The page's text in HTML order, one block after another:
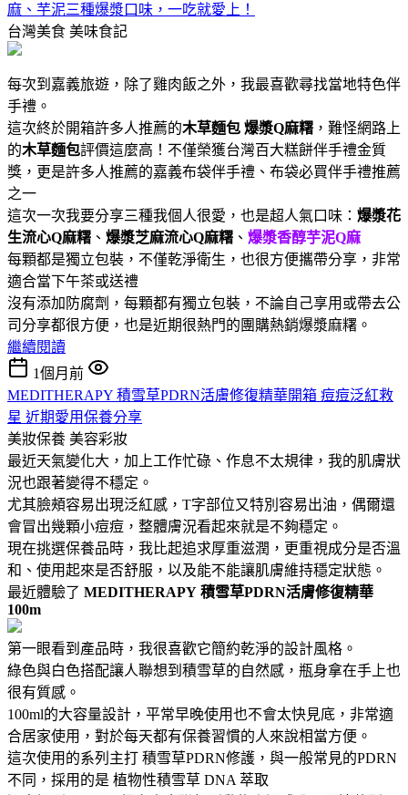
麻、芋泥三種爆漿口味，一吃就愛上！
台灣美食 美味食記
每次到嘉義旅遊，除了雞肉飯之外，我最喜歡尋找當地特色伴
手禮。
這次終於開箱許多人推薦的木草麵包 爆漿Q麻糬 ，難怪網路上
的木草麵包評價這麼高！不僅榮獲台灣百大糕餅伴手禮金質
獎，更是許多人推薦的嘉義布袋伴手禮、布袋必買伴手禮推薦
之一
這次一次我要分享三種我個人很愛，也是超人氣口味： 爆漿花
生流心Q麻糬 、 爆漿芝麻流心Q麻糬 、 爆漿香醇芋泥Q麻
每顆都是獨立包裝，不僅乾淨衛生，也很方便攜帶分享，非常
適合當下午茶或送禮
沒有添加防腐劑，每顆都有獨立包裝，不論自己享用或帶去公
司分享都很方便，也是近期很熱門的團購熱銷爆漿麻糬。
繼續閱讀
1個月前
MEDITHERAPY 積雪草PDRN活膚修復精華開箱 痘痘泛紅救
星 近期愛用保養分享
美妝保養 美容彩妝
最近天氣變化大，加上工作忙碌、作息不太規律，我的肌膚狀
況也跟著變得不穩定。
尤其臉頰容易出現泛紅感，T字部位又特別容易出油，偶爾還
會冒出幾顆小痘痘，整體膚況看起來就是不夠穩定。
現在挑選保養品時，我比起追求厚重滋潤，更重視成分是否溫
和、使用起來是否舒服，以及能不能讓肌膚維持穩定狀態。
最近體驗了 MEDITHERAPY 積雪草PDRN活膚修復精華
100m
第一眼看到產品時，我很喜歡它簡約乾淨的設計風格。
綠色與白色搭配讓人聯想到積雪草的自然感，瓶身拿在手上也
很有質感。
100ml的大容量設計，平常早晚使用也不會太快見底，非常適
合居家使用，對於每天都有保養習慣的人來說相當方便。
這次使用的系列主打 積雪草PDRN修護，與一般常見的PDRN
不同，採用的是 植物性積雪草 DNA 萃取